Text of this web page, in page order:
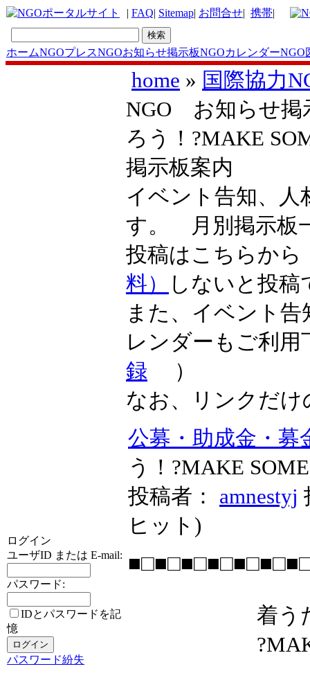
| FAQ| Sitemap| お問合せ| 携帯|
ホームNGOプレスNGOお知らせ掲示板NGOカレンダーNGO
ログイン
ユーザID または E-mail:
パスワード:
IDとパスワードを記
憶
パスワード紛失
home » 国際協力
NGO お知らせ掲
ろう！?MAKE
掲示板案内
イベント告知、人
す。 月別掲示
投稿はこちらか
料）
しないと投
また、イベント
レンダーもご利
録 ）
なお、リンクだ
公募・助成金・募
う！?MAKE
投稿者： amnestyj
ヒット )
着うたダウ
?MAKE